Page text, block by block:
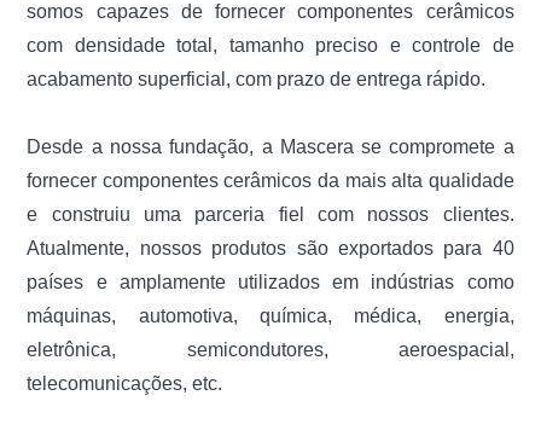
somos capazes de fornecer componentes cerâmicos
com densidade total, tamanho preciso e controle de
acabamento superficial, com prazo de entrega rápido.
Desde a nossa fundação, a Mascera se compromete a
fornecer componentes cerâmicos da mais alta qualidade
e construiu uma parceria fiel com nossos clientes.
Atualmente, nossos produtos são exportados para 40
países e amplamente utilizados em indústrias como
máquinas, automotiva, química, médica, energia,
eletrônica, semicondutores, aeroespacial,
telecomunicações, etc.